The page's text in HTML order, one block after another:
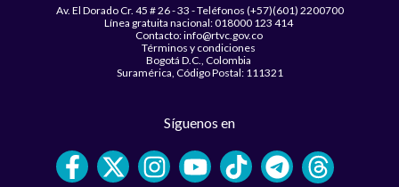
Av. El Dorado Cr. 45 # 26 - 33 - Teléfonos (+57)(601) 2200700
Línea gratuita nacional: 018000 123 414
Contacto: info@rtvc.gov.co
Términos y condiciones
Bogotá D.C., Colombia
Suramérica, Código Postal: 111321
Síguenos en